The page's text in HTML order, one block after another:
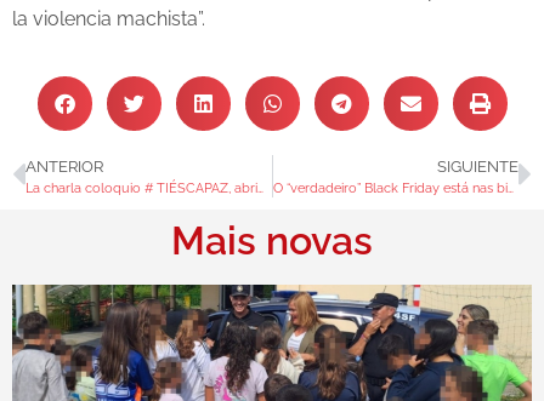
la violencia machista”.
ANTERIOR
La charla coloquio # TIÉSCAPAZ, abrió el programa de actividades del 25 N en Redondela
SIGUIENTE
O “verdadeiro” Black Friday está nas bibliotecas municipais de Redondela
Mais novas